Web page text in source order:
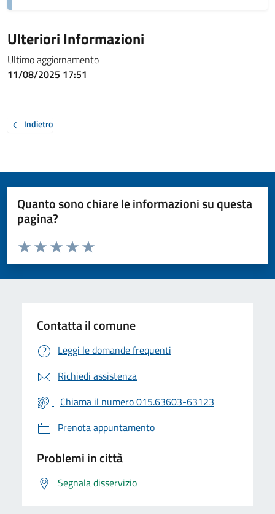
Ulteriori Informazioni
Ultimo aggiornamento
11/08/2025 17:51
Indietro
Quanto sono chiare le informazioni su questa
pagina?
Valuta da 1 a 5 stelle la pagina
Valuta 5 stelle su 5
Valuta 4 stelle su 5
Valuta 3 stelle su 5
Valuta 2 stelle su 5
Valuta 1 stelle su 5
Contatta il comune
Leggi le domande frequenti
Richiedi assistenza
Chiama il numero 015.63603-63123
Prenota appuntamento
Problemi in città
Segnala disservizio